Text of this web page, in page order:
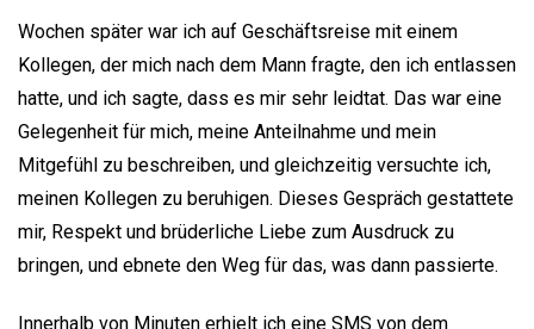
Wochen später war ich auf Geschäftsreise mit einem
Kollegen, der mich nach dem Mann fragte, den ich entlassen
hatte, und ich sagte, dass es mir sehr leidtat. Das war eine
Gelegenheit für mich, meine Anteilnahme und mein
Mitgefühl zu beschreiben, und gleichzeitig versuchte ich,
meinen Kollegen zu beruhigen. Dieses Gespräch gestattete
mir, Respekt und brüderliche Liebe zum Ausdruck zu
bringen, und ebnete den Weg für das, was dann passierte.
Innerhalb von Minuten erhielt ich eine SMS von dem